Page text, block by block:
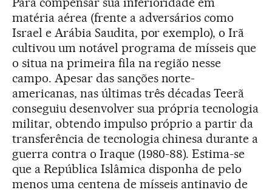
matéria aérea (frente a adversários como
Israel e Arábia Saudita, por exemplo), o Irã
cultivou um notável programa de mísseis que
o situa na primeira fila na região nesse
campo. Apesar das sanções norte-
americanas, nas últimas três décadas Teerã
conseguiu desenvolver sua própria tecnologia
militar, obtendo impulso próprio a partir da
transferência de tecnologia chinesa durante a
guerra contra o Iraque (1980-88). Estima-se
que a República Islâmica disponha de pelo
menos uma centena de mísseis antinavio de